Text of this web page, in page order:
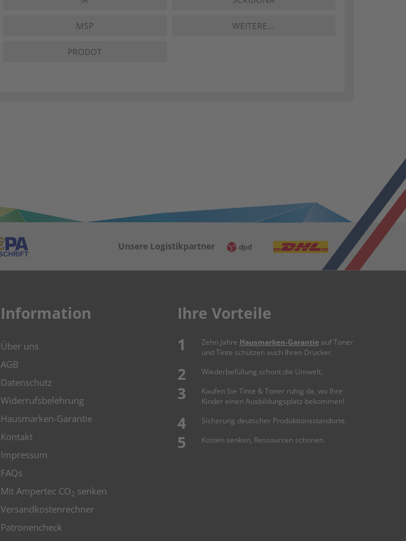
MSP
PRODOT
WEITERE...
Unsere Logistikpartner
Information
Über uns
AGB
Datenschutz
Widerrufsbelehrung
Hausmarken-Garantie
Kontakt
Impressum
FAQs
Mit Ampertec CO2 senken
Versandkostenrechner
Patronencheck
Ihre Vorteile
Zehn Jahre Hausmarken-Garantieauf Toner
und Tinte schützen auch Ihren Drucker.
Wiederbefüllung schont die Umwelt.
Kaufen Sie Tinte & Toner ruhig da, wo Ihre
Kinder einen Ausbildungsplatz bekommen!
Sicherung deutscher Produktionsstandorte.
Kosten senken, Ressourcen schonen.